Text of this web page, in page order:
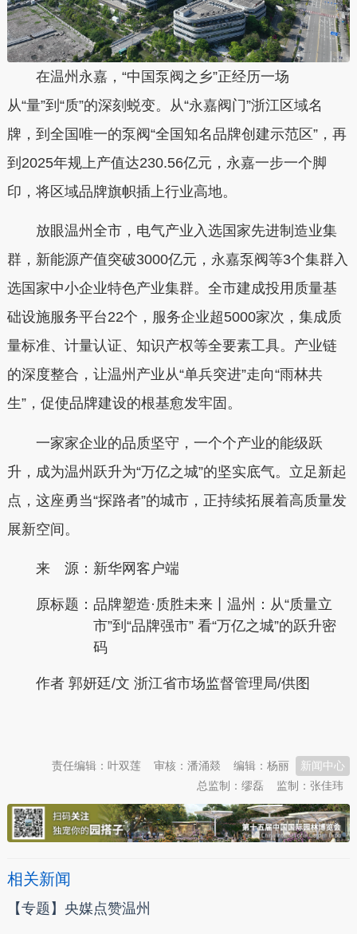
在温州永嘉，“中国泵阀之乡”正经历一场
从“量”到“质”的深刻蜕变。从“永嘉阀门”浙江区域名
牌，到全国唯一的泵阀“全国知名品牌创建示范区”，再
到2025年规上产值达230.56亿元，永嘉一步一个脚
印，将区域品牌旗帜插上行业高地。
放眼温州全市，电气产业入选国家先进制造业集
群，新能源产值突破3000亿元，永嘉泵阀等3个集群入
选国家中小企业特色产业集群。全市建成投用质量基
础设施服务平台22个，服务企业超5000家次，集成质
量标准、计量认证、知识产权等全要素工具。产业链
的深度整合，让温州产业从“单兵突进”走向“雨林共
生”，促使品牌建设的根基愈发牢固。
一家家企业的品质坚守，一个个产业的能级跃
升，成为温州跃升为“万亿之城”的坚实底气。立足新起
点，这座勇当“探路者”的城市，正持续拓展着高质量发
展新空间。
来 源：新华网客户端
原标题： 品牌塑造·质胜未来丨温州：从“质量立
市”到“品牌强市” 看“万亿之城”的跃升密
码
作者 郭妍廷/文 浙江省市场监督管理局/供图
新闻中心
编辑：杨丽
审核：潘涌燚
责任编辑：叶双莲
监制：张佳玮
总监制：缪磊
相关新闻
【专题】央媒点赞温州